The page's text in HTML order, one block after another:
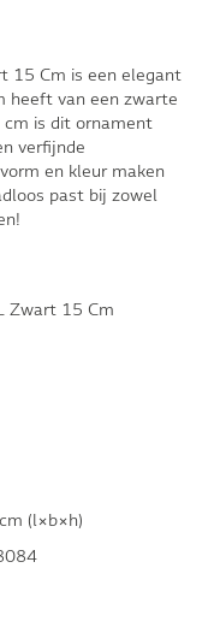
15 Cm is een elegant
heeft van een zwarte
is dit ornament
verfijnde
en kleur maken
past bij zowel
Zwart 15 Cm
(l×b×h)